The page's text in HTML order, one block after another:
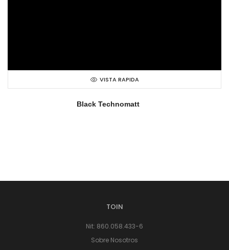
VISTA RAPIDA
Black Technomatt
TOIN
Nit: 860.058.433-6
Sobre Nosotros